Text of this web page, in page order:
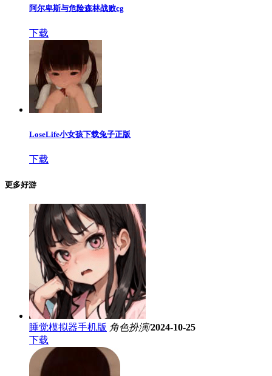
阿尔卑斯与危险森林战败cg
下载
LoseLife小女孩下载兔子正版
下载
更多好游
睡觉模拟器手机版 角色扮演/2024-10-25
下载